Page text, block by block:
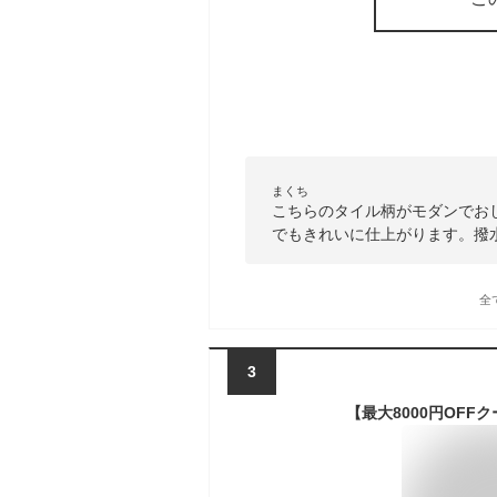
まくち
こちらのタイル柄がモダンで
でもきれいに仕上がります。
全
3